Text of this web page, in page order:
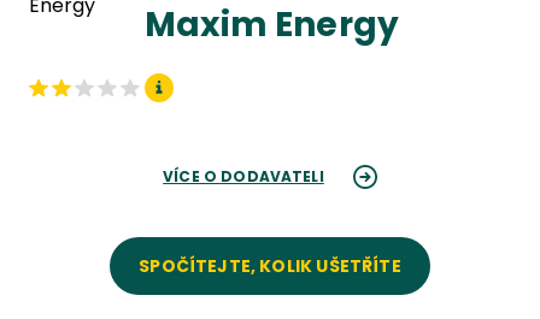
Maxim Energy
VÍCE O DODAVATELI
SPOČÍTEJTE, KOLIK UŠETŘÍTE